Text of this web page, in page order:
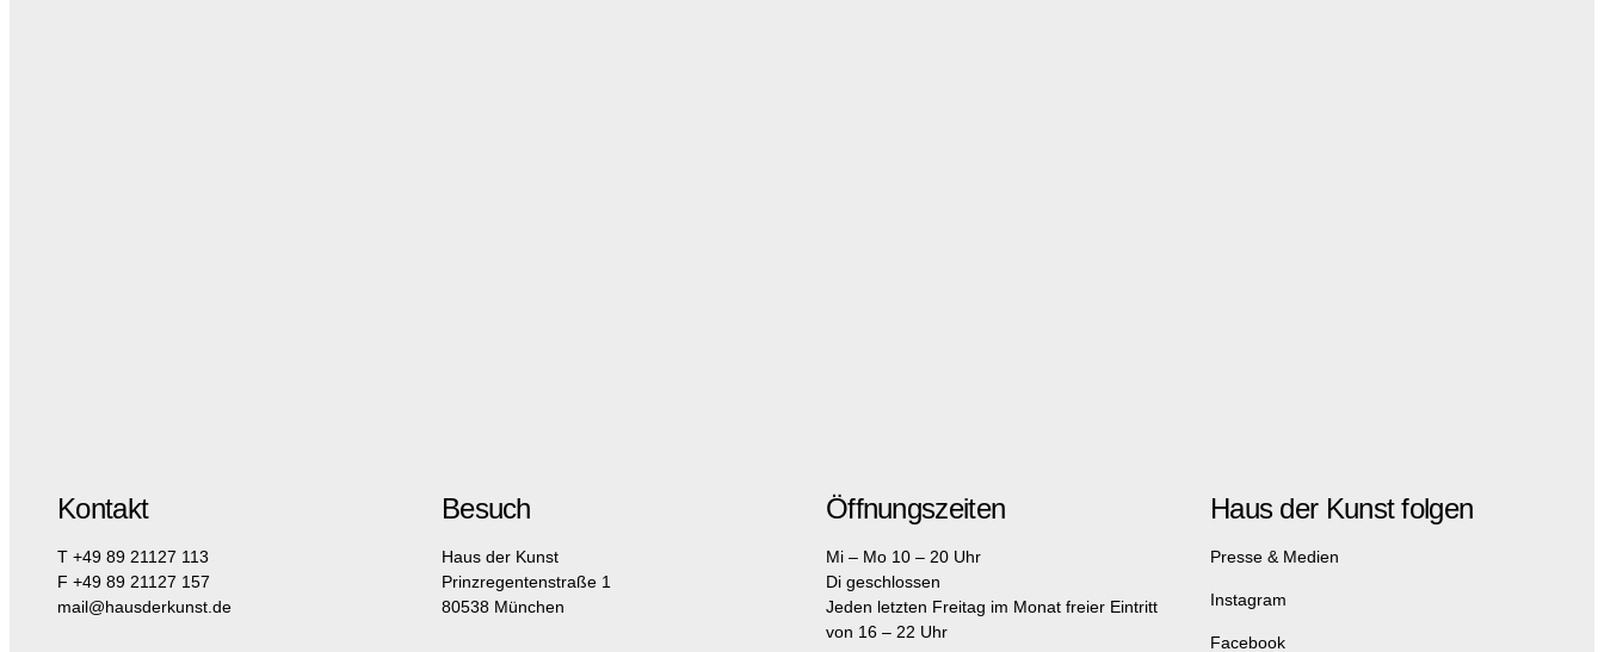
Kontakt
T +49 89 21127 113
F +49 89 21127 157
mail@hausderkunst.de
Besuch
Haus der Kunst
Prinzregentenstraße 1
80538 München
Öffnungszeiten
Mi – Mo 10 – 20 Uhr
Di geschlossen
Jeden letzten Freitag im Monat freier Eintritt
von 16 – 22 Uhr
Haus der Kunst folgen
Presse & Medien
Instagram
Facebook